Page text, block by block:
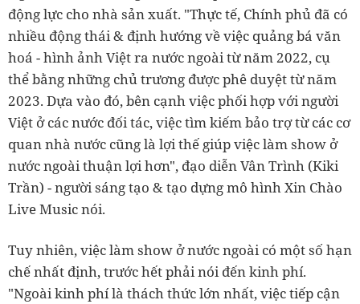
động lực cho nhà sản xuất. "Thực tế, Chính phủ đã có
nhiều động thái & định hướng về việc quảng bá văn
hoá - hình ảnh Việt ra nước ngoài từ năm 2022, cụ
thể bằng những chủ trương được phê duyệt từ năm
2023. Dựa vào đó, bên cạnh việc phối hợp với người
Việt ở các nước đối tác, việc tìm kiếm bảo trợ từ các cơ
quan nhà nước cũng là lợi thế giúp việc làm show ở
nước ngoài thuận lợi hơn", đạo diễn Vân Trình (Kiki
Trần) - người sáng tạo & tạo dựng mô hình Xin Chào
Live Music nói.
Tuy nhiên, việc làm show ở nước ngoài có một số hạn
chế nhất định, trước hết phải nói đến kinh phí.
"Ngoài kinh phí là thách thức lớn nhất, việc tiếp cận